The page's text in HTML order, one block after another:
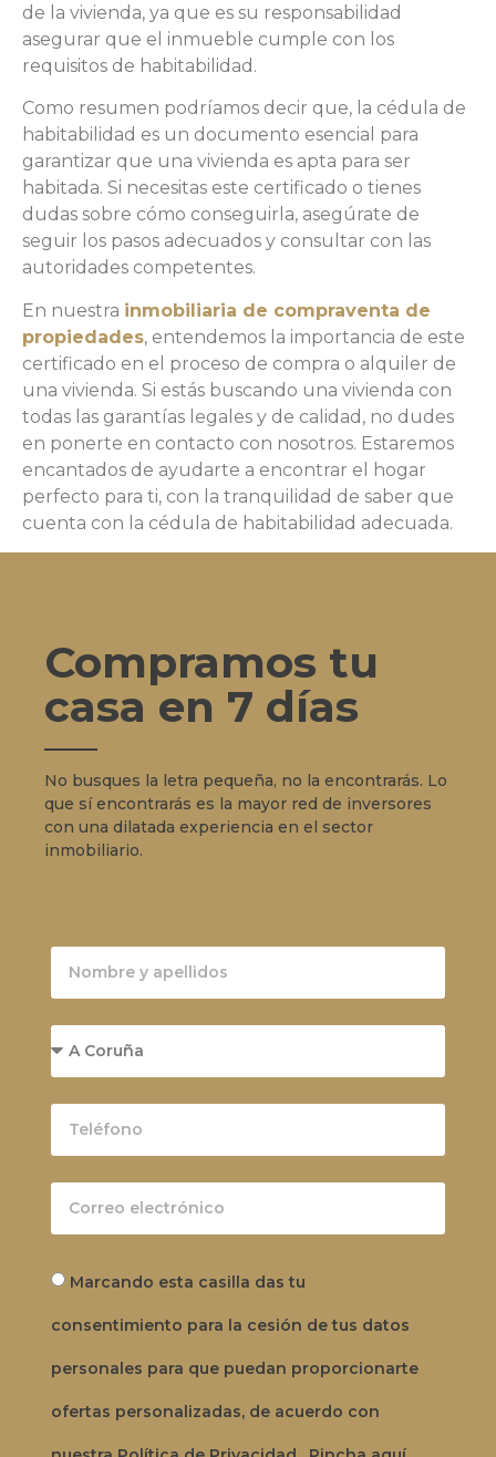
de la vivienda, ya que es su responsabilidad
asegurar que el inmueble cumple con los
requisitos de habitabilidad.
Como resumen podríamos decir que, la cédula de
habitabilidad es un documento esencial para
garantizar que una vivienda es apta para ser
habitada. Si necesitas este certificado o tienes
dudas sobre cómo conseguirla, asegúrate de
seguir los pasos adecuados y consultar con las
autoridades competentes.
En nuestra inmobiliaria de compraventa de
propiedades, entendemos la importancia de este
certificado en el proceso de compra o alquiler de
una vivienda. Si estás buscando una vivienda con
todas las garantías legales y de calidad, no dudes
en ponerte en contacto con nosotros. Estaremos
encantados de ayudarte a encontrar el hogar
perfecto para ti, con la tranquilidad de saber que
cuenta con la cédula de habitabilidad adecuada.
Compramos tu
casa en 7 días
No busques la letra pequeña, no la encontrarás. Lo
que sí encontrarás es la mayor red de inversores
con una dilatada experiencia en el sector
inmobiliario.
Marcando esta casilla das tu
consentimiento para la cesión de tus datos
personales para que puedan proporcionarte
ofertas personalizadas, de acuerdo con